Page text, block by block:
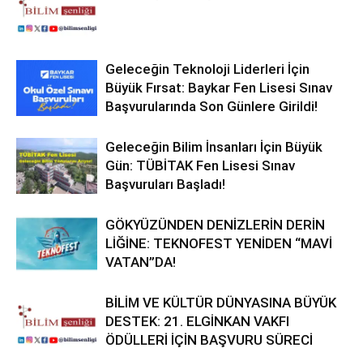
Geleceğin Teknoloji Liderleri İçin
Büyük Fırsat: Baykar Fen Lisesi Sınav
Başvurularında Son Günlere Girildi!
Geleceğin Bilim İnsanları İçin Büyük
Gün: TÜBİTAK Fen Lisesi Sınav
Başvuruları Başladı!
GÖKYÜZÜNDEN DENİZLERİN DERİN
LİĞİNE: TEKNOFEST YENİDEN “MAVİ
VATAN”DA!
BİLİM VE KÜLTÜR DÜNYASINA BÜYÜK
DESTEK: 21. ELGİNKAN VAKFI
ÖDÜLLERİ İÇİN BAŞVURU SÜRECİ